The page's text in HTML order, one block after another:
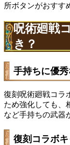
所ボタンがおすす
呪術廻戦
き？
手持ちに優
復刻呪術廻戦コラ
ため強化しても、
など手持ちの武器
復刻コラボ